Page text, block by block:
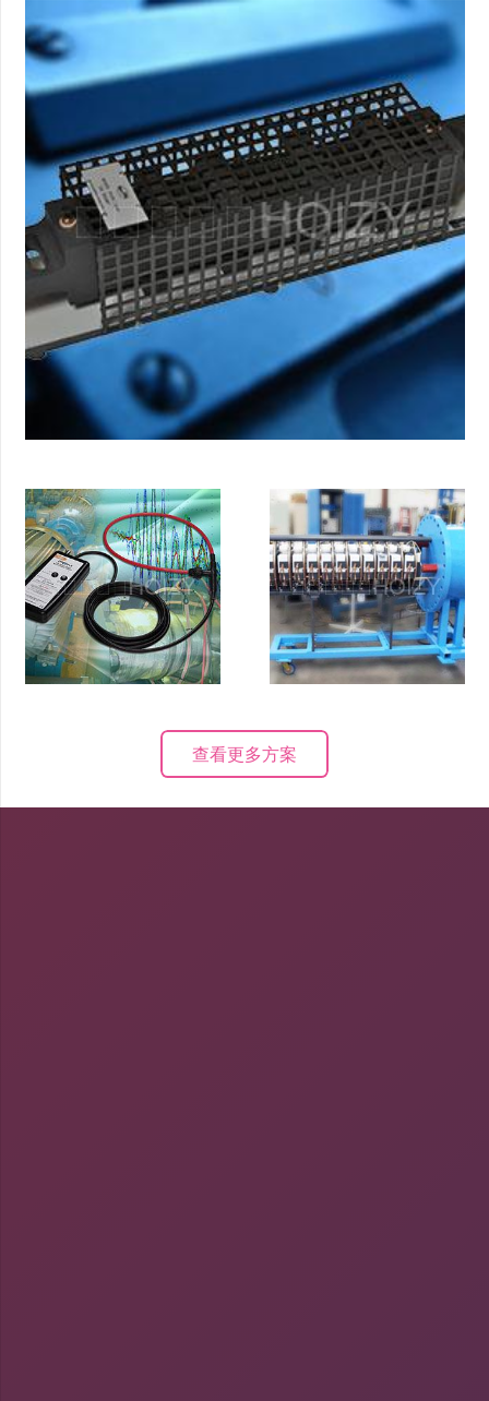
查看更多方案